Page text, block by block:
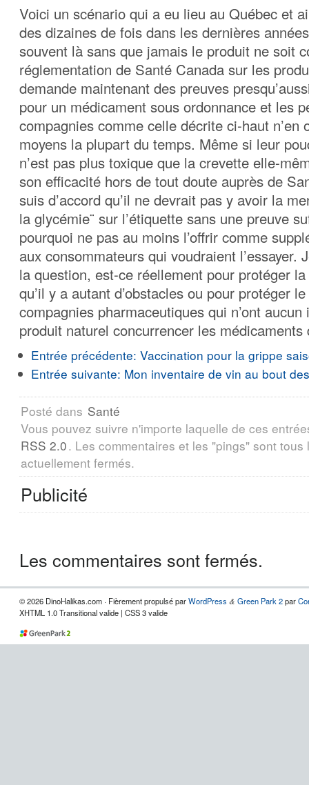
Voici un scénario qui a eu lieu au Québec et
des dizaines de fois dans les dernières
souvent là sans que jamais le produit ne soit
réglementation de Santé Canada sur les
demande maintenant des preuves
pour un médicament sous ordonnance et les
compagnies comme celle décrite ci-haut n’en
moyens la plupart du temps. Même si leur
n’est pas plus toxique que la crevette elle-
son efficacité hors de tout doute auprès de
suis d’accord qu’il ne devrait pas y avoir la
la glycémie¨ sur l’étiquette sans une preuve
pourquoi ne pas au moins l’offrir comme
aux consommateurs qui voudraient l’essayer.
la question, est-ce réellement pour protéger
qu’il y a autant d’obstacles ou pour protéger
compagnies pharmaceutiques qui n’ont
produit naturel concurrencer les
Entrée précédente: Vaccination pour la grippe
Entrée suivante: Mon inventaire de vin au bout
Posté dans Santé
Vous pouvez suivre n'importe laquelle de ces
RSS 2.0. Les commentaires et les "pings" sont tous
actuellement fermés.
Publicité
Les commentaires sont fermés.
© 2026 DinoHalikas.com · Fièrement propulsé parWordPress & Green Park 2par
XHTML 1.0 Transitional valide | CSS 3 valide